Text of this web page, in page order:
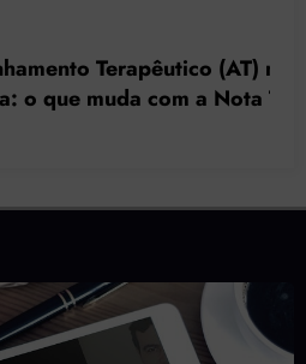
(AT) na
com a Nota Técnica